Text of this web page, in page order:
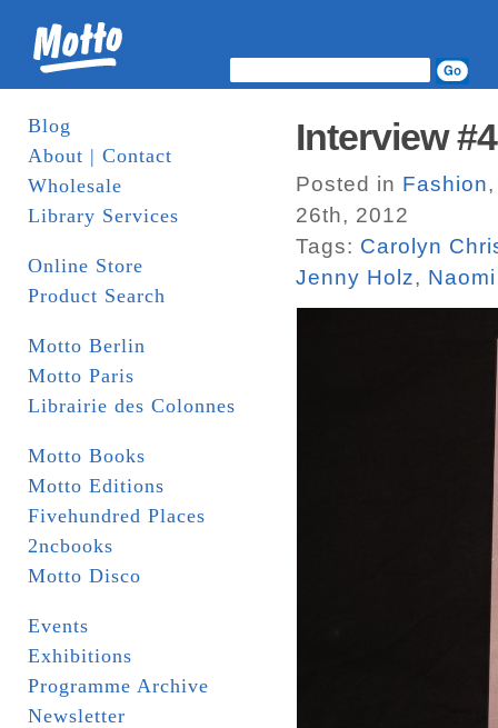
Blog
About | Contact
Wholesale
Library Services
Online Store
Product Search
Motto Berlin
Motto Paris
Librairie des Colonnes
Motto Books
Motto Editions
Fivehundred Places
2ncbooks
Motto Disco
Events
Exhibitions
Programme Archive
Newsletter
Interview
Posted in Fashion
26th, 2012
Tags: Carolyn
Jenny Holz,